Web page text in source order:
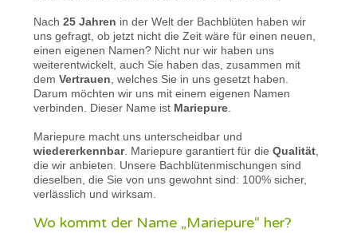
Nach25 Jahren in der Welt der Bachblüten haben wir
uns gefragt, ob jetzt nicht die Zeit wäre für einen neuen,
einen eigenen Namen? Nicht nur wir haben uns
weiterentwickelt, auch Sie haben das, zusammen mit
demVertrauen , welches Sie in uns gesetzt haben.
Darum möchten wir uns mit einem eigenen Namen
verbinden. Dieser Name ist Mariepure
Mariepure macht uns unterscheidbar und
wiedererkennbar. Mariepure garantiert für dieQualität
die wir anbieten. Unsere Bachblütenmischungen sind
dieselben, die Sie von uns gewohnt sind: 100% sicher,
verlässlich und wirksam.
Wo kommt der Name „Mariepure“ her?